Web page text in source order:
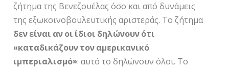
ζήτημα της Βενεζουέλας όσο και από δυνάμεις
της εξωκοινοβουλευτικής αριστεράς. Το ζήτημα
δεν είναι αν οι ίδιοι δηλώνουν ότι
«καταδικάζουν τον αμερικανικό
ιμπεριαλισμό»: αυτό το δηλώνουν όλοι. Το